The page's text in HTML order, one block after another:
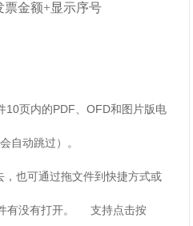
票金额+显示序号
10页内的PDF、OFD和图片版电
自动跳过）。
也可通过拖文件到快捷方式或
有没有打开。 支持点击按